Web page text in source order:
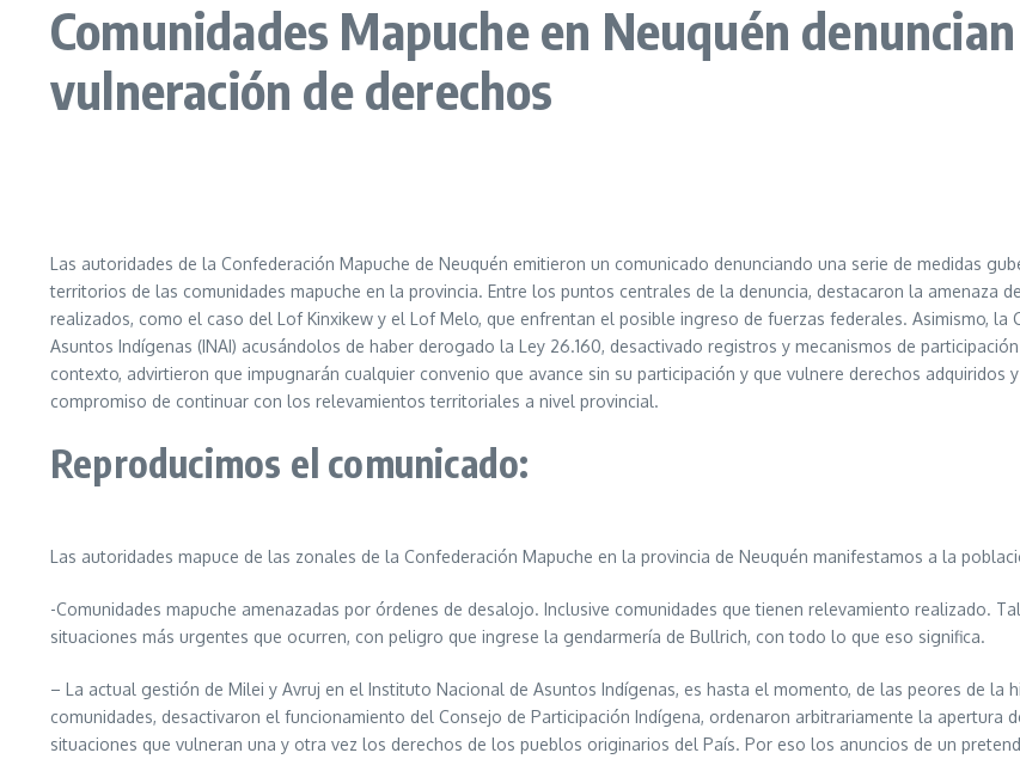
Comunidades Mapuche en Neuquén
vulneración de derechos
Las autoridades de la Confederación Mapuche de Neuquén emitieron un comunicado denunciando una serie de medidas
territorios de las comunidades mapuche en la provincia. Entre los puntos centrales de la denuncia, destacaron la amenaza
realizados, como el caso del Lof Kinxikew y el Lof Melo, que enfrentan el posible ingreso de fuerzas federales. Asimismo,
Asuntos Indígenas (INAI) acusándolos de haber derogado la Ley 26.160, desactivado registros y mecanismos de
contexto, advirtieron que impugnarán cualquier convenio que avance sin su participación y que vulnere derechos
compromiso de continuar con los relevamientos territoriales a nivel provincial.
Reproducimos el comunicado:
Las autoridades mapuce de las zonales de la Confederación Mapuche en la provincia de Neuquén manifestamos a la
-Comunidades mapuche amenazadas por órdenes de desalojo. Inclusive comunidades que tienen relevamiento realizado.
situaciones más urgentes que ocurren, con peligro que ingrese la gendarmería de Bullrich, con todo lo que eso significa.
– La actual gestión de Milei y Avruj en el Instituto Nacional de Asuntos Indígenas, es hasta el momento, de las peores de
comunidades, desactivaron el funcionamiento del Consejo de Participación Indígena, ordenaron arbitrariamente la apertura
situaciones que vulneran una y otra vez los derechos de los pueblos originarios del País. Por eso los anuncios de un